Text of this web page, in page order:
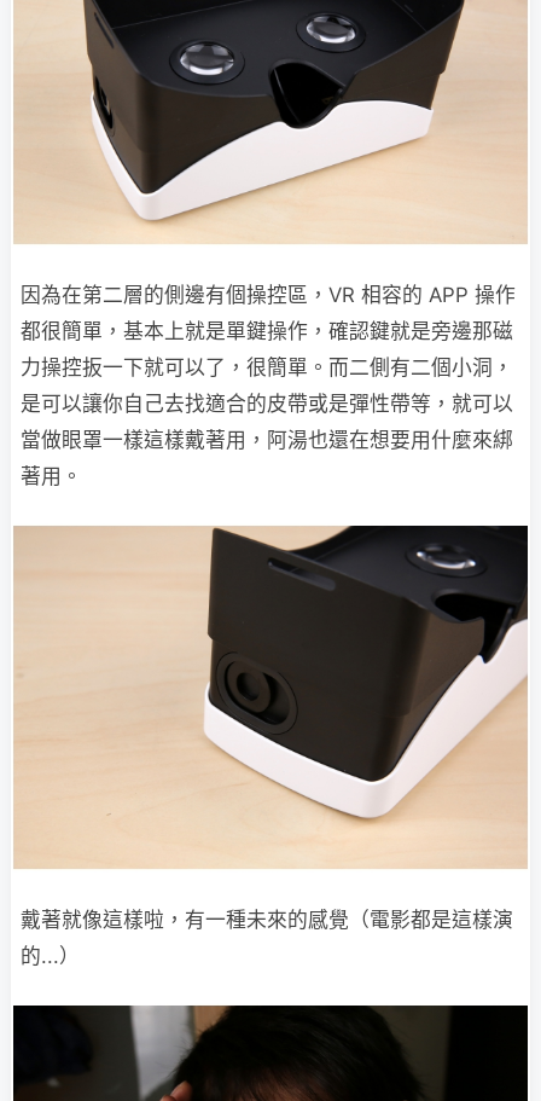
因為在第二層的側邊有個操控區，VR 相容的 APP 操作
都很簡單，基本上就是單鍵操作，確認鍵就是旁邊那磁
力操控扳一下就可以了，很簡單。而二側有二個小洞，
是可以讓你自己去找適合的皮帶或是彈性帶等，就可以
當做眼罩一樣這樣戴著用，阿湯也還在想要用什麼來綁
著用。
戴著就像這樣啦，有一種未來的感覺（電影都是這樣演
的...）